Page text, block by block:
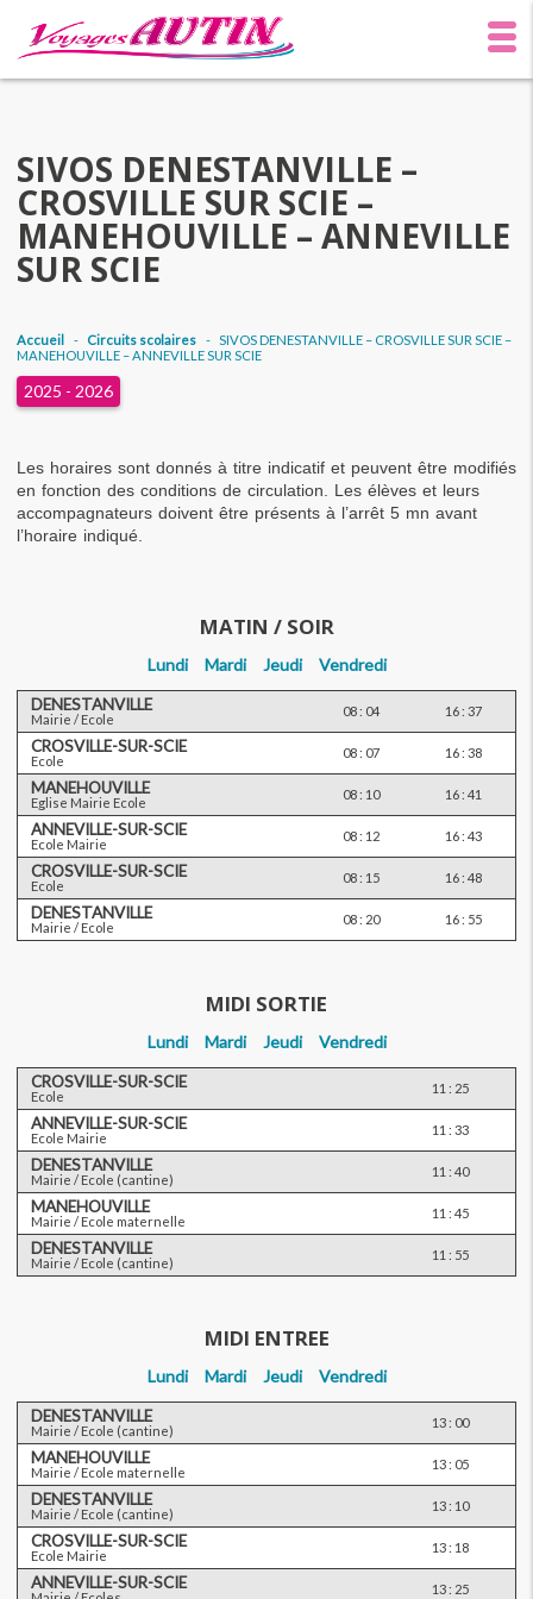
SIVOS DENESTANVILLE –
CROSVILLE SUR SCIE –
MANEHOUVILLE – ANNEVILLE
SUR SCIE
Accueil - Circuits scolaires - SIVOS DENESTANVILLE – CROSVILLE SUR SCIE –
MANEHOUVILLE – ANNEVILLE SUR SCIE
2025 - 2026
Les horaires sont donnés à titre indicatif et peuvent être modifiés
en fonction des conditions de circulation. Les élèves et leurs
accompagnateurs doivent être présents à l’arrêt 5 mn avant
l’horaire indiqué.
MATIN / SOIR
Lundi Mardi Jeudi Vendredi
DENESTANVILLE
Mairie / Ecole
08 : 04 16 : 37
CROSVILLE-SUR-SCIE
Ecole
08 : 07 16 : 38
MANEHOUVILLE
Eglise Mairie Ecole
08 : 10 16 : 41
ANNEVILLE-SUR-SCIE
Ecole Mairie
08 : 12 16 : 43
CROSVILLE-SUR-SCIE
Ecole
08 : 15 16 : 48
DENESTANVILLE
Mairie / Ecole
08 : 20 16 : 55
MIDI SORTIE
Lundi Mardi Jeudi Vendredi
CROSVILLE-SUR-SCIE
Ecole
11 : 25
ANNEVILLE-SUR-SCIE
Ecole Mairie
11 : 33
DENESTANVILLE
Mairie / Ecole (cantine)
11 : 40
MANEHOUVILLE
Mairie / Ecole maternelle
11 : 45
DENESTANVILLE
Mairie / Ecole (cantine)
11 : 55
MIDI ENTREE
Lundi Mardi Jeudi Vendredi
DENESTANVILLE
Mairie / Ecole (cantine)
13 : 00
MANEHOUVILLE
Mairie / Ecole maternelle
13 : 05
DENESTANVILLE
Mairie / Ecole (cantine)
13 : 10
CROSVILLE-SUR-SCIE
Ecole Mairie
13 : 18
ANNEVILLE-SUR-SCIE 13 : 25